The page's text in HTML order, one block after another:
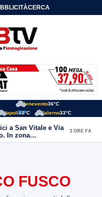
CERCA
Benevento36°C
Napoli33°C Salerno33°C
a San Vitale e Via
In zona
3 ORE FA
FUSCO